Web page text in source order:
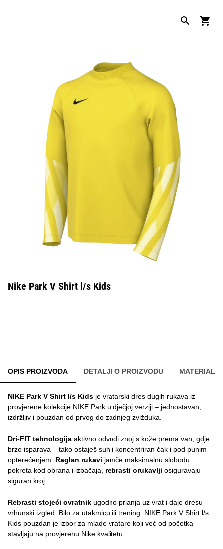
Nike Park V Shirt l/s Kids
OPIS PROIZVODA DETALJI O PROIZVODU MATERIAL
NIKE Park V Shirt l/s Kids je vratarski dres dugih rukava iz
provjerene kolekcije NIKE Park u dječjoj verziji – jednostavan,
izdržljiv i pouzdan od prvog do zadnjeg zvižduka.
Dri-FIT tehnologija aktivno odvodi znoj s kože prema van, gdje
brzo isparava – tako ostaješ suh i koncentriran čak i pod punim
opterećenjem. Raglan rukavi jamče maksimalnu slobodu
pokreta kod obrana i izbačaja, rebrasti orukavlji osiguravaju
siguran kroj.
Rebrasti stojeći ovratnik ugodno prianja uz vrat i daje dresu
vrhunski izgled. Bilo za utakmicu ili trening: NIKE Park V Shirt l/s
Kids pouzdan je izbor za mlade vratare koji već od početka
stavljaju na provjerenu Nike kvalitetu.